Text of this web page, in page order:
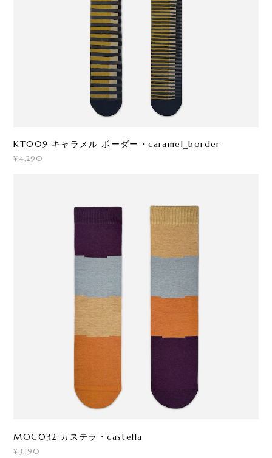
KT009 キャラメル ボーダー・caramel_border
¥4,290
MOC032 カステラ・castella
¥3,190